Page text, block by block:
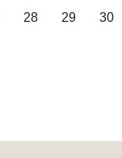
28 29 30